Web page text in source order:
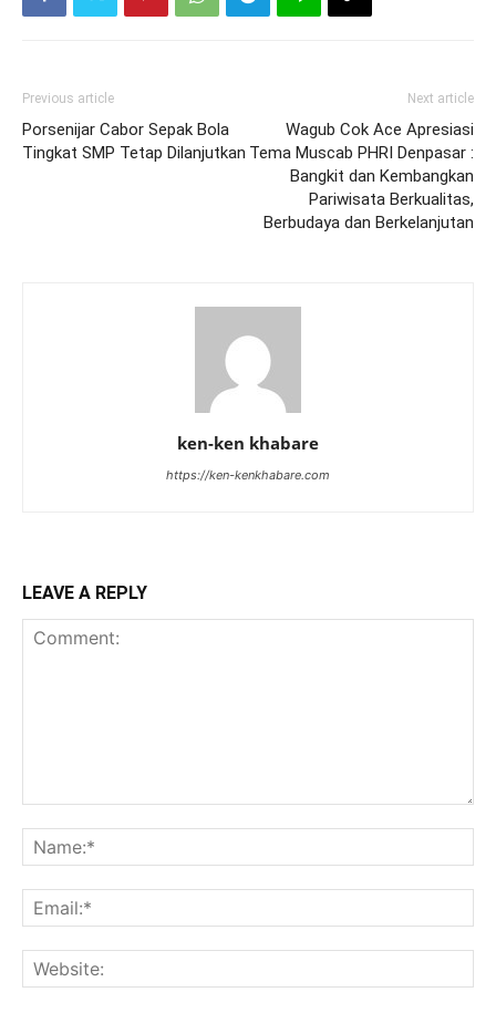
Previous article
Porsenijar Cabor Sepak Bola
Tingkat SMP Tetap Dilanjutkan
Next article
Wagub Cok Ace Apresiasi
Tema Muscab PHRI Denpasar :
Bangkit dan Kembangkan
Pariwisata Berkualitas,
Berbudaya dan Berkelanjutan
ken-ken khabare
https://ken-kenkhabare.com
LEAVE A REPLY